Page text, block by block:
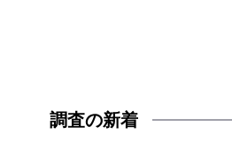
調査の新着